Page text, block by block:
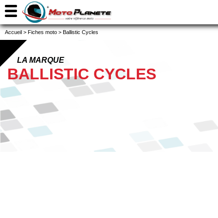
Accueil > Fiches moto > Ballistic Cycles
LA MARQUE
BALLISTIC CYCLES